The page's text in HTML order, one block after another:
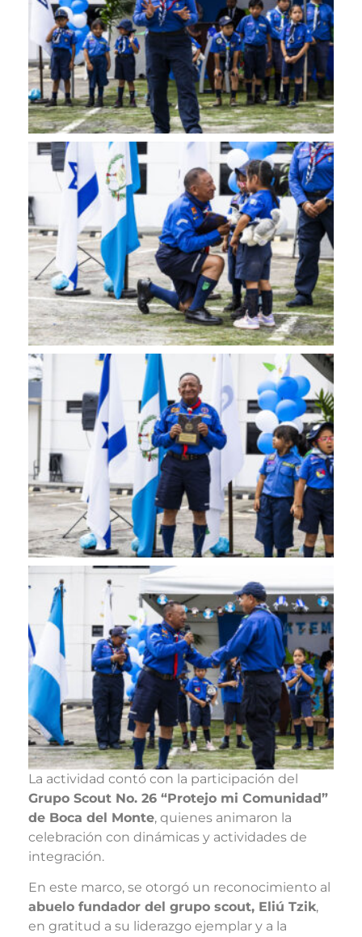
La actividad contó con la participación del
Grupo Scout No. 26 “Protejo mi Comunidad”
de Boca del Monte, quienes animaron la
celebración con dinámicas y actividades de
integración.
En este marco, se otorgó un reconocimiento al
abuelo fundador del grupo scout, Eliú Tzik,
en gratitud a su liderazgo ejemplar y a la